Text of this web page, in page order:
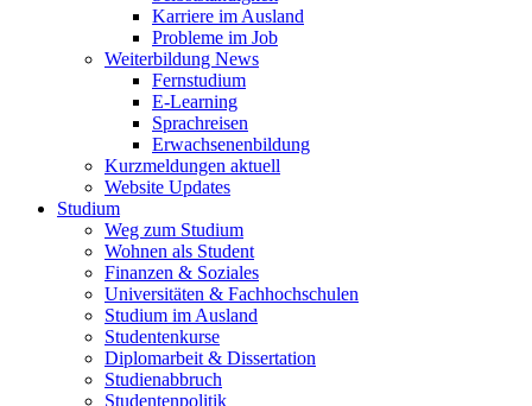
Karriere im Ausland
Probleme im Job
Weiterbildung News
Fernstudium
E-Learning
Sprachreisen
Erwachsenenbildung
Kurzmeldungen aktuell
Website Updates
Studium
Weg zum Studium
Wohnen als Student
Finanzen & Soziales
Universitäten & Fachhochschulen
Studium im Ausland
Studentenkurse
Diplomarbeit & Dissertation
Studienabbruch
Studentenpolitik